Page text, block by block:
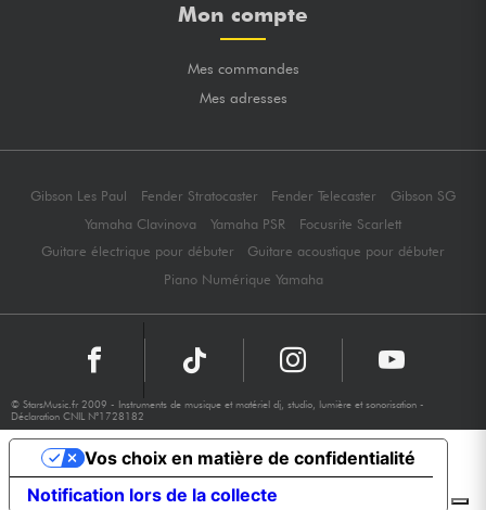
Mon compte
Mes commandes
Mes adresses
Gibson Les Paul Fender Stratocaster Fender Telecaster
Gibson SG
Yamaha Clavinova
Yamaha PSR
Focusrite Scarlett
Guitare électrique pour débuter
Guitare acoustique pour débuter
Piano Numérique Yamaha
© StarsMusic.fr 2009 - Instruments de musique et matériel dj, studio, lumière et sonorisation -
Déclaration CNIL N°1728182
Notification lors de la collecte
Vos choix en matière de confidentialité